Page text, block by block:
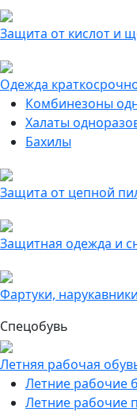
Защита от кислот и
Одежда
Комбинезоны
Халаты
Бахилы
Защита от цепной
Защитная одежда и
Фартуки, нарукавники
Спецобувь
Летняя рабочая
Летние рабочие
Летние рабочие